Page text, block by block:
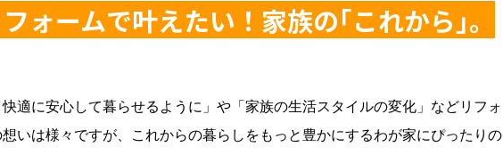
フォームで叶えたい！家族の｢これから｣。
快適に安心して暮らせるように」や「家族の生活スタイルの変化」などリフォ
いは様々ですが、これからの暮らしをもっと豊かにするわが家にぴったりの